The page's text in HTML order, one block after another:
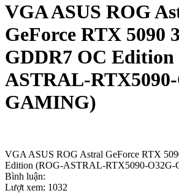
VGA ASUS ROG
GeForce RTX 5090
GDDR7 OC
ASTRAL-
GAMING)
VGA ASUS ROG Astral GeForce RTX
Edition (ROG-ASTRAL-RTX5090-
Bình luận:
Lượt xem: 1032